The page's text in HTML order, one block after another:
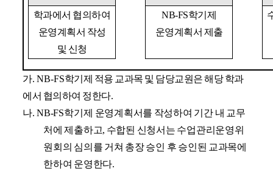
학과에서 협의하여
운영계획서 작성
및 신청
NB-FS학기제
운영계획서 제출
가. NB-FS학기제 적용 교과목 및 담당교원은 해당 학과
에서 협의하여 정한다.
나. NB-FS학기제 운영계획서를 작성하여 기간 내 교무
처에 제출하고, 수합된 신청서는 수업관리운영위
원회의 심의를 거쳐 총장 승인 후 승인된 교과목에
한하여 운영한다.